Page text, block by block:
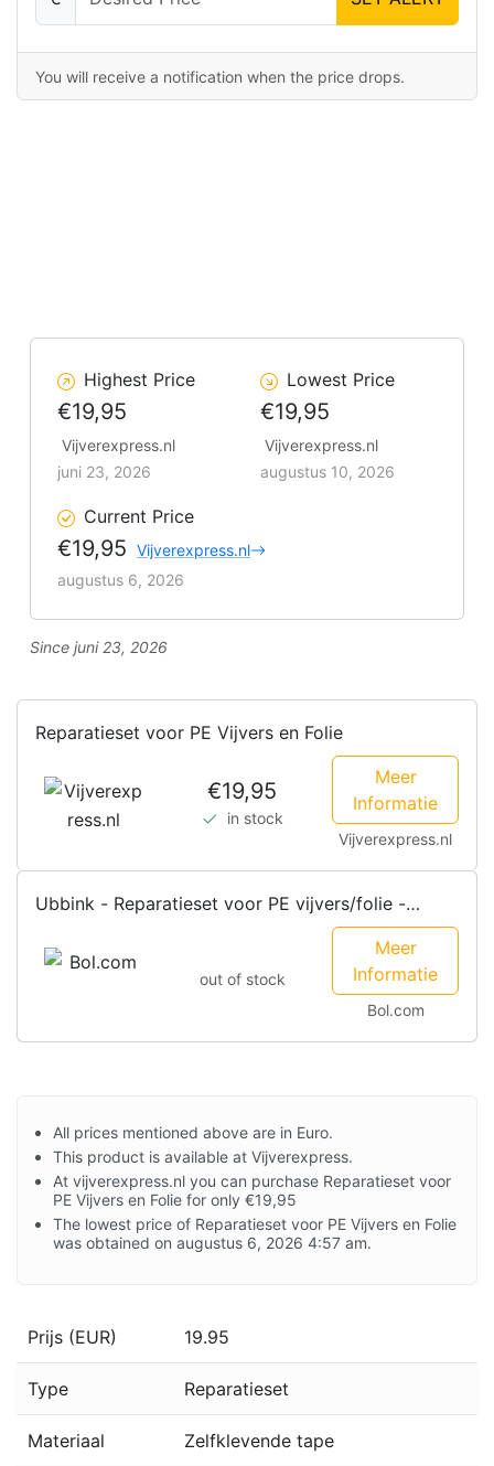
You will receive a notification when the price drops.
Highest Price
€19,95
Vijverexpress.nl
juni 23, 2026
Lowest Price
€19,95
Vijverexpress.nl
augustus 10, 2026
Current Price
€19,95 Vijverexpress.nl
augustus 6, 2026
Since juni 23, 2026
Reparatieset voor PE Vijvers en Folie
€19,95
in stock
Meer
Informatie
Vijverexpress.nl
Ubbink - Reparatieset voor PE vijvers/folie -
out of stock
Meer
Informatie
Bol.com
All prices mentioned above are in Euro.
This product is available at Vijverexpress.
At vijverexpress.nl you can purchase Reparatieset voor
PE Vijvers en Folie for only €19,95
The lowest price of Reparatieset voor PE Vijvers en Folie
was obtained on augustus 6, 2026 4:57 am.
Prijs (EUR) 19.95
Type Reparatieset
Materiaal Zelfklevende tape